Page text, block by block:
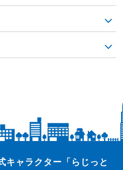
キャラクター「らじっと